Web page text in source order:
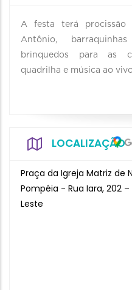
A festa terá
Antônio,
brinquedos para as
quadrilha e música ao
LOCALIZAÇÃO
Praça da Igreja Matriz de
Pompéia - Rua Iara, 202
Leste